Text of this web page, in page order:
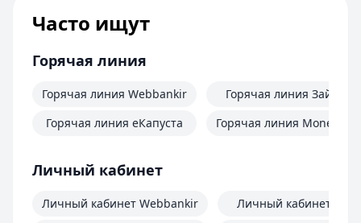
Часто ищут
Горячая линия
Горячая линия Webbankir
Горячая линия еКапуста
Горячая линия Займер
Горячая линия
Личный кабинет
Личный кабинет Webbankir
Личный кабинет